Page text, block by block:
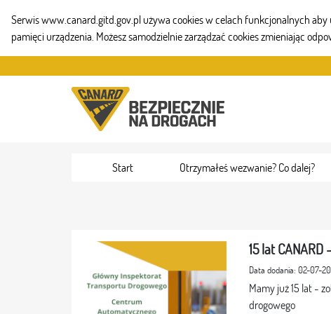
Serwis www.canard.gitd.gov.pl używa cookies w celach funkcjonalnych
pamięci urządzenia. Możesz samodzielnie zarządzać cookies zmieniając
Start Otrzymałeś wezwanie? Co dalej?
15 lat
Data dodania: 02-07-
Mamy już 15 lat -
drogowego